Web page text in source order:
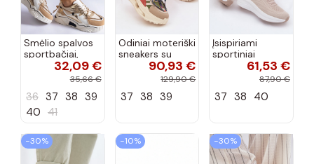
Smėlio spalvos
sportbačiai,
dekoruoti Valdez
cirkonio virvele
32,09 €
35,66 €
36 37 38 39
40 41
Odiniai moteriški
sneakers su
platforma D&A
CR61-3133
90,93 €
129,90 €
37 38 39
Įsispiriami
sportiniai
bateliai Kobbo
102425 smėlio
61,53 €
87,90 €
37 38 40
−30% −10% −30%